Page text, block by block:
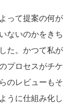
って提案の何が
ないのかをきち
た。かつて私が
プロセスがチケ
のレビューもそ
うに仕組み化し